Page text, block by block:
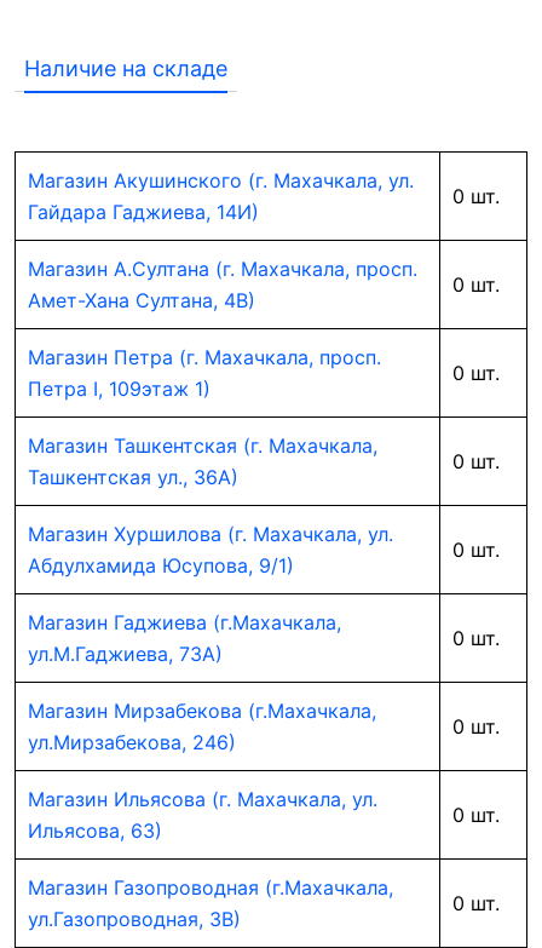
Наличие на складе
Магазин Акушинского (г. Махачкала, ул.
Гайдара Гаджиева, 14И)
0 шт.
Магазин А.Султана (г. Махачкала, просп.
Амет-Хана Султана, 4В)
0 шт.
Магазин Петра (г. Махачкала, просп.
Петра I, 109этаж 1)
0 шт.
Магазин Ташкентская (г. Махачкала,
Ташкентская ул., 36А)
0 шт.
Магазин Хуршилова (г. Махачкала, ул.
Абдулхамида Юсупова, 9/1)
0 шт.
Магазин Гаджиева (г.Махачкала,
ул.М.Гаджиева, 73А)
0 шт.
Магазин Мирзабекова (г.Махачкала,
ул.Мирзабекова, 246)
0 шт.
Магазин Ильясова (г. Махачкала, ул.
Ильясова, 63)
0 шт.
Магазин Газопроводная (г.Махачкала,
ул.Газопроводная, 3В)
0 шт.